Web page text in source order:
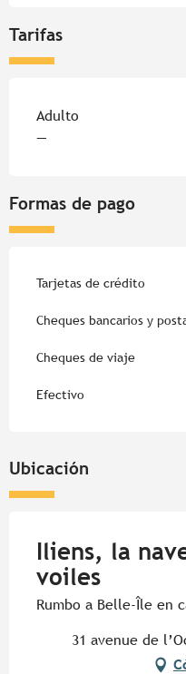
Tarifas
Tarifas 2026
Adulto
—
Formas de pago
Tarjetas de crédito
Cheques bancarios y
Cheques de viaje
Efectivo
Ubicación
Iliens, la
voiles
Rumbo a Belle-Île en
31 avenue de